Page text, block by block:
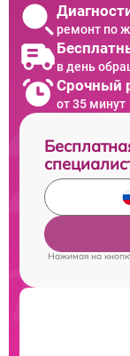
ремонт по
в день
Срочный
от 35 минут
Нажимая на